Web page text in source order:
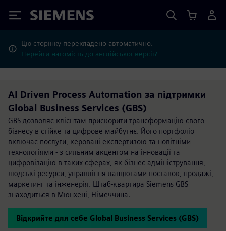
Siemens
Цю сторінку перекладено автоматично.
Перейти натомість до англійської версії?
AI Driven Process Automation за підтримки
Global Business Services (GBS)
GBS дозволяє клієнтам прискорити трансформацію свого
бізнесу в стійке та цифрове майбутнє. Його портфоліо
включає послуги, керовані експертизою та новітніми
технологіями - з сильним акцентом на інновації та
цифровізацію в таких сферах, як бізнес-адміністрування,
людські ресурси, управління ланцюгами поставок, продажі,
маркетинг та інженерія. Штаб-квартира Siemens GBS
знаходиться в Мюнхені, Німеччина.
Відкрийте для себе Global Business Services (GBS)